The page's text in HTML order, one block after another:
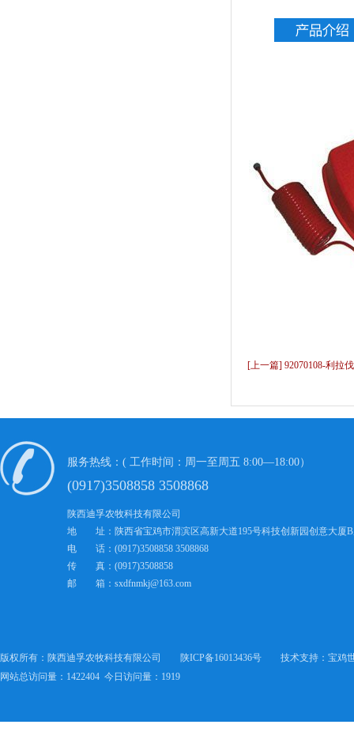
[上一篇] 92070108-利拉
服务热线：( 工作时间：周一至周五 8:00—18:00）
(0917)3508858 3508868
陕西迪孚农牧科技有限公司
地 址：陕西省宝鸡市渭滨区高新大道195号科技创新园创意大厦
电 话：(0917)3508858 3508868
传 真：(0917)3508858
邮 箱：sxdfnmkj@163.com
版权所有 ： 陕西迪孚农牧科技有限公司 陕ICP备16013436号 技术支持 ： 宝鸡
网站总访问量：1422404 今日访问量：1919